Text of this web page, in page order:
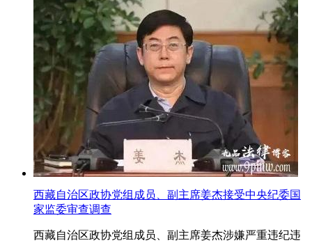
西藏自治区政协党组成员、副主席姜杰接受中央纪委国
家监委审查调查
西藏自治区政协党组成员、副主席姜杰涉嫌严重违纪违